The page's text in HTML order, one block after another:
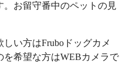
お留守番中のペットの見
い方はFruboドッグカメ
希望な方はWEBカメラで